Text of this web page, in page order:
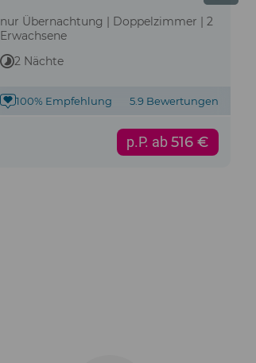
nur Übernachtung | Doppelzimmer | 2
Erwachsene
2 Nächte
100% Empfehlung 5.9 Bewertungen
p.P. ab516 €